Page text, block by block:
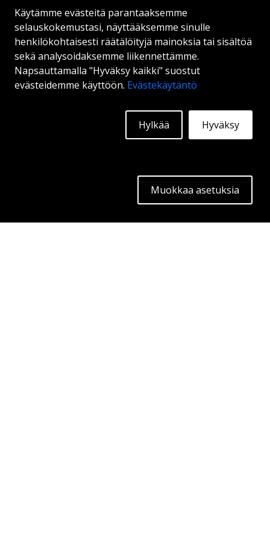
Käytämme evästeitä parantaaksemme
selauskokemustasi, näyttääksemme sinulle
henkilökohtaisesti räätälöityjä mainoksia tai sisältöä
sekä analysoidaksemme liikennettämme.
Napsauttamalla "Hyväksy kaikki" suostut
evästeidemme käyttöön. Evästekäytäntö
Hyväksy
Hylkää
Muokkaa asetuksia
VOSSEN HFX2
GLOSS BLACK
Lisätietoja